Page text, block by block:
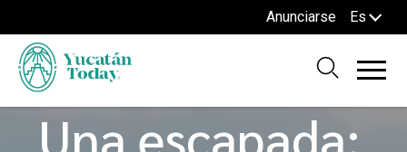
Anunciarse Es
Home Blog
RUTAS Y TOURS
Una escapada: